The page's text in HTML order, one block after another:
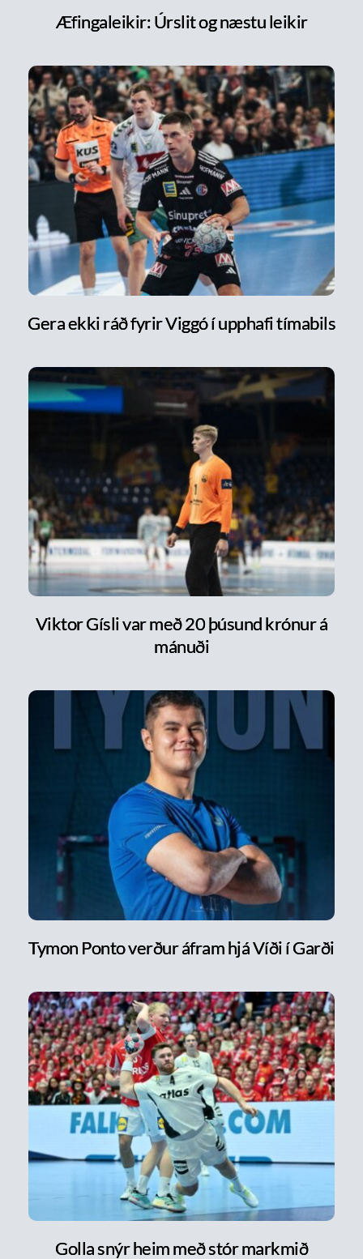
Æfingaleikir: Úrslit og næstu leikir
Gera ekki ráð fyrir Viggó í upphafi tímabils
Viktor Gísli var með 20 þúsund krónur á
mánuði
Tymon Ponto verður áfram hjá Víði í Garði
Golla snýr heim með stór markmið